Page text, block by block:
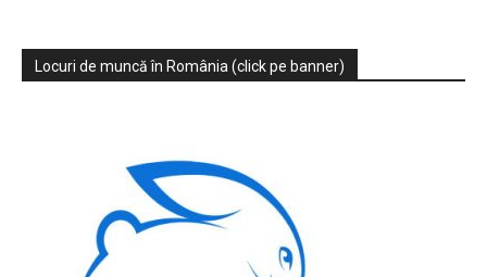
Locuri de muncă în România (click pe banner)